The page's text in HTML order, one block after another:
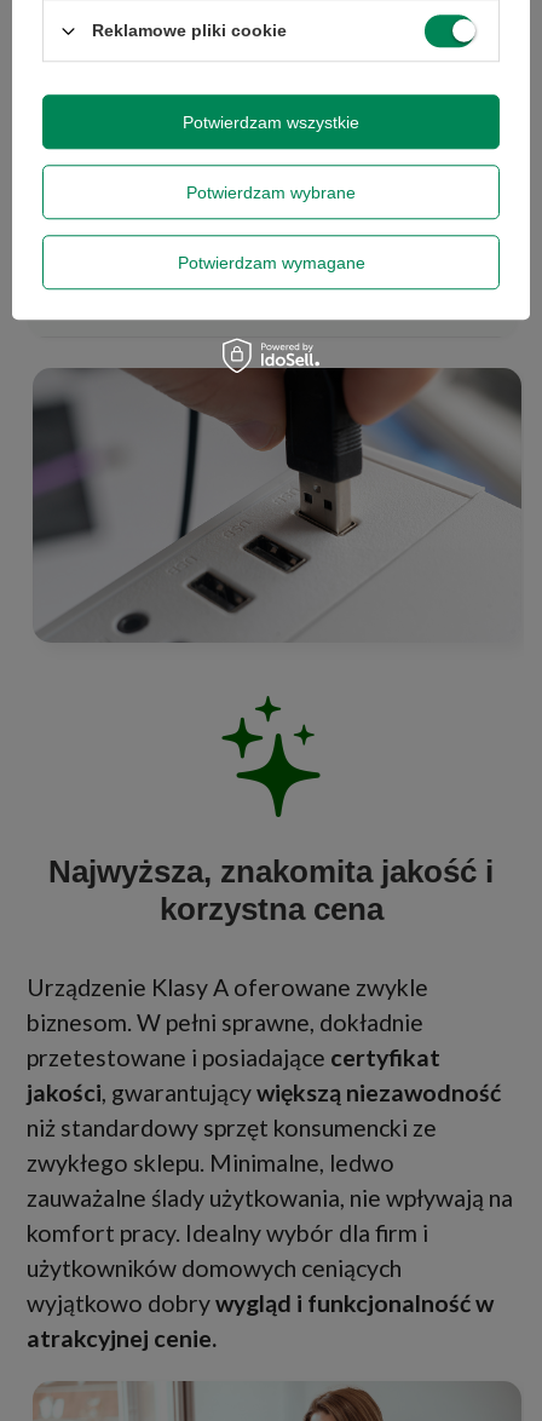
Sprawdź, jakie porty masz do
USB Typ C
Najwyższa, znakomita jakość i
korzystna cena
Urządzenie Klasy A oferowane zwykle
biznesom. W pełni sprawne, dokładnie
przetestowane i posiadające certyfikat
jakości, gwarantującywiększą niezawodność
niż standardowy sprzęt konsumencki ze
zwykłego sklepu. Minimalne, ledwo
zauważalne ślady użytkowania, nie wpływają na
komfort pracy. Idealny wybór dla firm i
użytkowników domowych ceniących
wyjątkowo dobrywygląd i funkcjonalność w
atrakcyjnej cenie.
Reklamowe pliki cookie
Potwierdzam wybrane
Potwierdzam wymagane
Potwierdzam wszystkie